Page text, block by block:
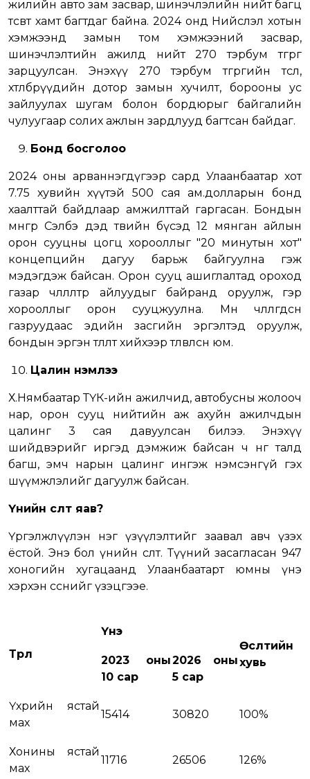
жилийн авто зам засвар, шинэчлэлийн нийт багц
төсөвт хамт багтдаг байна. 2024 онд Нийслэл хотын
хэмжээнд замын том хэмжээний засвар,
шинэчлэлтийн ажилд нийт 270 тэрбум төгрөг
зарцуулсан. Энэхүү 270 тэрбум төгрөгийн төсөл,
хөтөлбөрүүдийн дотор замын хучилт, борооны ус
зайлуулах шугам болон бордюрыг байгалийн
чулуугаар солих ажлын зардлууд багтсан байдаг.
Бонд босголоо
2024 оны арваннэгдүгээр сард Улаанбаатар хот
7.75 хувийн хүүтэй 500 сая ам.долларын бонд
хаалттай байдлаар амжилттай гаргасан. Бондын
мөнгөөр Сэлбэ дэд төвийн бүсэд 12 мянган айлын
орон сууцны цогц хорооллыг "20 минутын хот"
концепцийн дагуу барьж байгуулна гэж
мэдэгдэж байсан. Орон сууц ашиглалтад ороход
газар чөлөөлөлтөөр айлуудыг байранд оруулж, гэр
хорооллыг орон сууцжуулна. Мөн чөлөөлөгдсөн
газруудаас эдийн засгийн эргэлтэд оруулж,
бондын эргэн төлөлтөө хийхээр төлөвлөсөн юм.
Цалин нэмлээ
Х.Нямбаатар ТҮК-ийн ажилчид, автобусны жолооч
нар, орон сууц нийтийн аж ахуйн ажилчдын
цалинг 3 сая давуулсан билээ. Энэхүү
шийдвэрийг иргэд дэмжиж байсан ч нөгөө талд
багш, эмч нарын цалинг ингэж нэмсэнгүй гэх
шүүмжлэлийг дагуулж байсан.
Үнийн өсөлт яав?
Үргэлжлүүлэн нэг үзүүлэлтийг заавал авч үзэх
ёстой. Энэ бол үнийн өсөлт. Түүний засагласан 947
хоногийн хугацаанд Улаанбаатарт юмны үнэ
хэрхэн өссөнийг үзэцгээе.
Төрөл
Үнэ
Өсөлтийн
хувь
2023 оны
10 сар
2026 оны
5 сар
Үхрийн ястай
мах
15414 30820 100%
Хонины ястай
мах
11716 26506 126%